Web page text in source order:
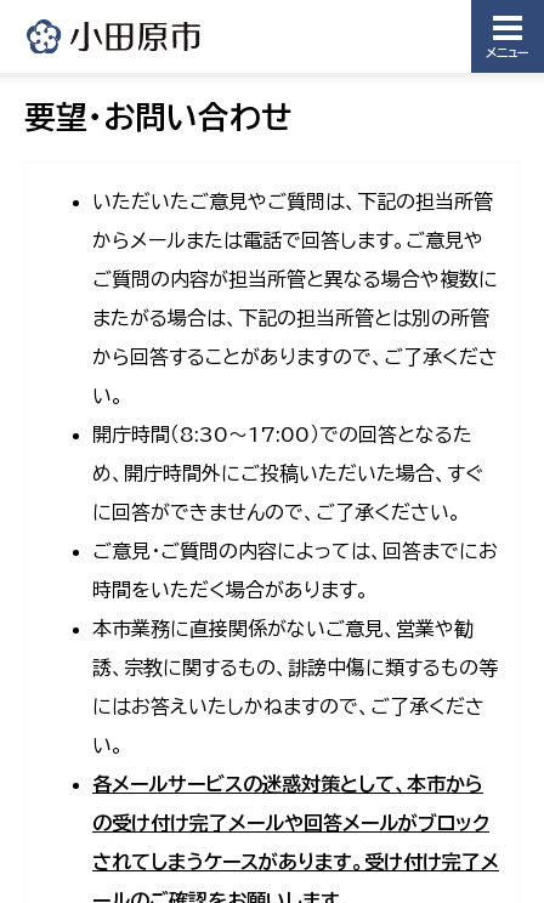
メニュー
要望・お問い合わせ
いただいたご意見やご質問は、下記の担当所管
からメールまたは電話で回答します。ご意見や
ご質問の内容が担当所管と異なる場合や複数に
またがる場合は、下記の担当所管とは別の所管
から回答することがありますので、ご了承くださ
い。
開庁時間（8:30〜17:00）での回答となるた
め、開庁時間外にご投稿いただいた場合、すぐ
に回答ができませんので、ご了承ください。
ご意見・ご質問の内容によっては、回答までにお
時間をいただく場合があります。
本市業務に直接関係がないご意見、営業や勧
誘、宗教に関するもの、誹謗中傷に類するもの等
にはお答えいたしかねますので、ご了承くださ
い。
各メールサービスの迷惑対策として、本市から
の受け付け完了メールや回答メールがブロック
されてしまうケースがあります。受け付け完了メ